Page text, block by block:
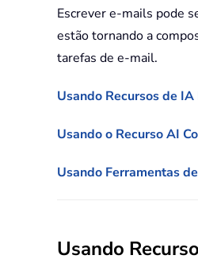
Escrever e-mails pode
estão tornando a
tarefas de e-mail.
Usando Recursos de
Usando o Recurso AI
Usando Ferramentas
Usando